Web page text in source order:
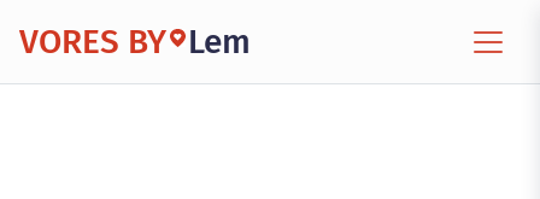
VORES BY Lem